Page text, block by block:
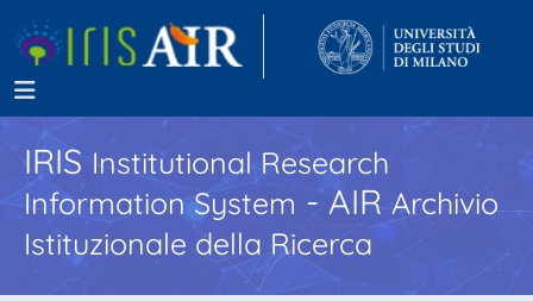
IRISInstitutional Research
Information System - AIR Archivio
Istituzionale della Ricerca